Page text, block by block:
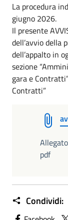
La procedura
giugno 2026.
Il presente
dell’avvio della
dell’appalto in
sezione
gara e
Contratti”
pdf
Condividi: